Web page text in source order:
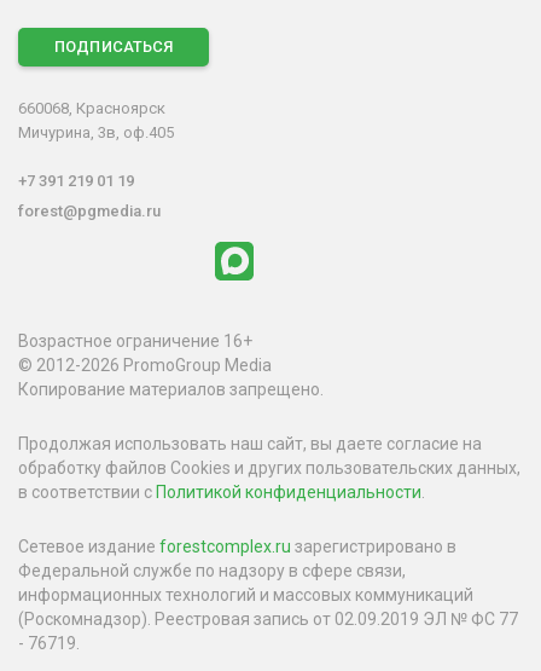
ПОДПИСАТЬСЯ
660068, Красноярск
Мичурина, 3в, оф.405
+7 391 219 01 19
forest@pgmedia.ru
Возрастное ограничение 16+
© 2012-2026 PromoGroup Media
Копирование материалов запрещено.
Продолжая использовать наш сайт, вы даете согласие на
обработку файлов Cookies и других пользовательских данных,
в соответствии с Политикой конфиденциальности
Сетевое издание forestcomplex.ru зарегистрировано в
Федеральной службе по надзору в сфере связи,
информационных технологий и массовых коммуникаций
(Роскомнадзор). Реестровая запись от 02.09.2019 ЭЛ № ФС 77
- 76719.